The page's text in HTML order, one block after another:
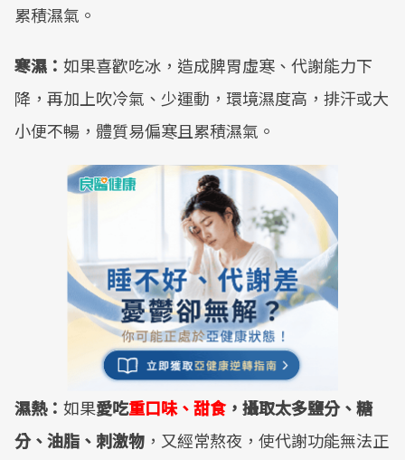
累積濕氣。
寒濕： 如果喜歡吃冰，造成脾胃虛寒、代謝能力下
降，再加上吹冷氣、少運動，環境濕度高，排汗或大
小便不暢，體質易偏寒且累積濕氣。
濕熱： 如果愛吃重口味、甜食，攝取太多鹽分、糖
分、油脂、刺激物 ，又經常熬夜，使代謝功能無法正